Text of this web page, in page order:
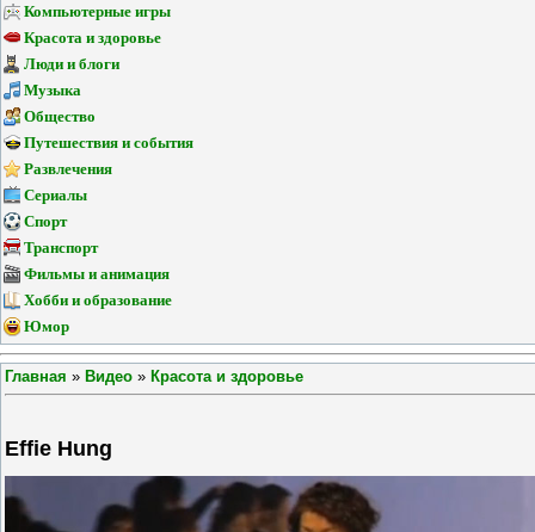
Компьютерные игры
Красота и здоровье
Люди и блоги
Музыка
Общество
Путешествия и события
Развлечения
Сериалы
Спорт
Транспорт
Фильмы и анимация
Хобби и образование
Юмор
Главная » Видео » Красота и здоровье
Effie Hung